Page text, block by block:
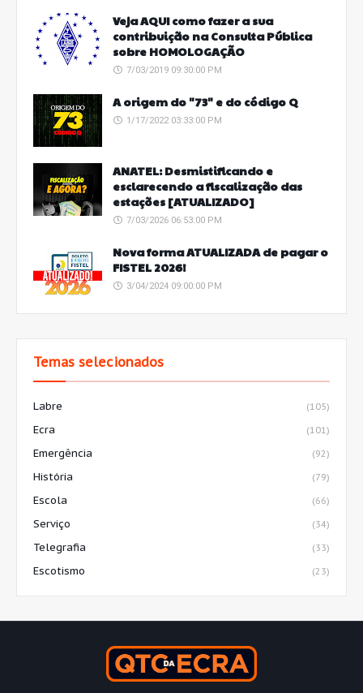
Veja AQUI como fazer a sua
contribuição na Consulta Pública
sobre HOMOLOGAÇÃO
7/03/2019 09:30:00 PM
A origem do "73" e do código Q
1/17/2022 03:33:00 PM
ANATEL: Desmistificando e
esclarecendo a fiscalização das
estações [ATUALIZADO]
7/03/2026 06:53:00 PM
Nova forma ATUALIZADA de pagar o
FISTEL 2026!
3/04/2024 09:00:00 PM
Temas selecionados
Labre (105)
Ecra (101)
Emergência (92)
História (79)
Escola (66)
Serviço (34)
Telegrafia (33)
Escotismo (23)